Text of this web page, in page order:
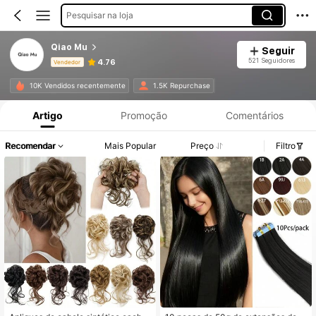
Pesquisar na loja
Qiao Mu
Vendedor 4.76
Seguir
521 Seguidores
10K Vendidos recentemente 1.5K Repurchase
Informações do Produto: Divulgação de Preço, Vendas e Detalhes de Stock.
Artigo Promoção Comentários
Recomendar Mais Popular Preço Filtro